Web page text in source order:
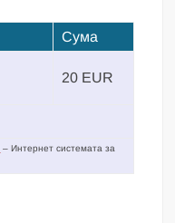
Сума
20 EUR
– Интернет системата за